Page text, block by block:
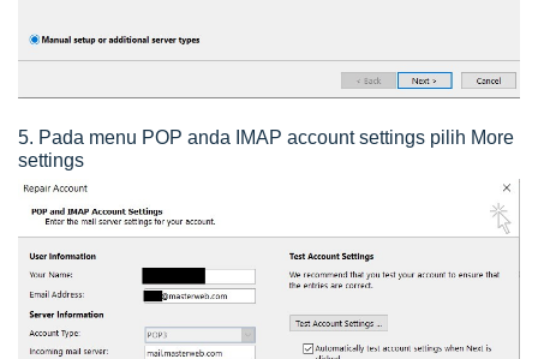
5. Pada menu POP anda IMAP account settings pilih More
settings